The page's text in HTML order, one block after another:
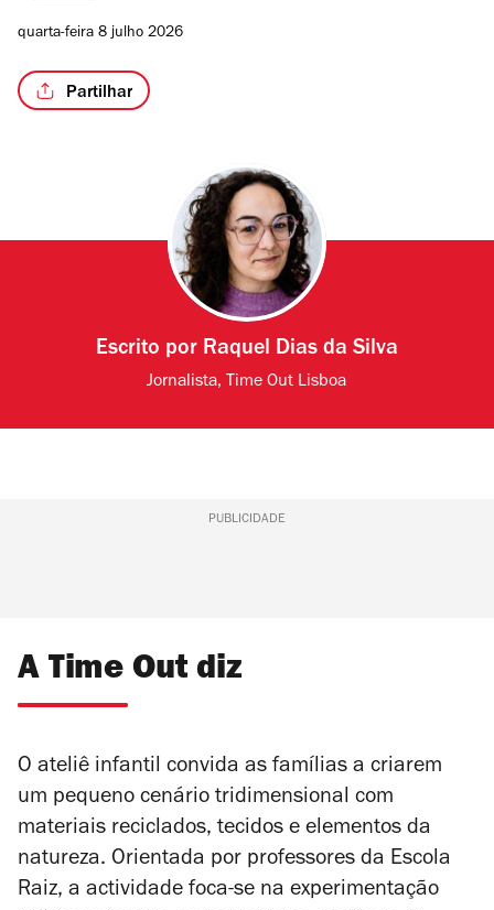
quarta-feira 8 julho 2026
Partilhar
Escrito por Raquel Dias da Silva
Jornalista, Time Out Lisboa
PUBLICIDADE
A Time Out diz
O ateliê infantil convida as famílias a criarem
um pequeno cenário tridimensional com
materiais reciclados, tecidos e elementos da
natureza. Orientada por professores da Escola
Raiz, a actividade foca-se na experimentação